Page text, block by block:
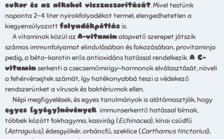
cukor és az alkohol visszaszorítását. Mivel testünk
naponta 2-4 liter nyirokfolyadékot termel, elengedhetetlen a
kiegyensúlyozottfolyadékpótlás is.
A vitaminok közül az A-vitaminalapvető szerepet játszik
számos immunfolyamat elindulásában és fokozásában, provitaminja
pedig, a béta-karotin erős antioxidáns hatással rendelkezik.A C-
vitaminserkenti a csecsemőmirigy-hormonok elválasztását, növeli
a fehérvérsejtek számát, így hatékonyabbá teszi a védekező
rendszerünket a vírusok és baktériumok ellen.
Népi megfigyelések, és egyes tanulmányok is alátámasztják, hogy
egyes (gyógy)növények immunserkentő hatással bírnak,
többek között fokhagyma, kasvirág (Echinacea), kínai csúdfű
(Astragulus), édesgyökér, orbáncfű, szeklice (Carthamus tinctorius),